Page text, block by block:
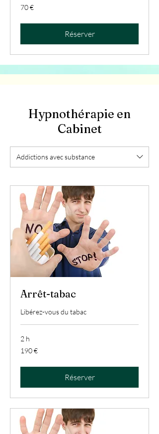
70
euros
70 €
Réserver
Hypnothérapie en
Cabinet
Addictions avec substance
Arrêt-tabac
Libérez-vous du tabac
2 h
190
euros
190 €
Réserver